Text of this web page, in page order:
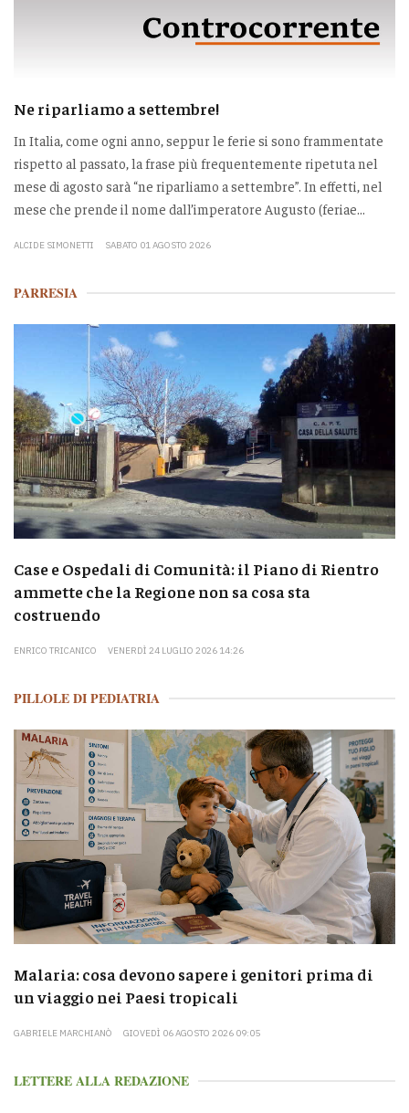
Ne riparliamo a settembre!
In Italia, come ogni anno, seppur le ferie si sono frammentate
rispetto al passato, la frase più frequentemente ripetuta nel
mese di agosto sarà “ne riparliamo a settembre”. In effetti, nel
mese che prende il nome dall’imperatore Augusto (feriae...
ALCIDE SIMONETTI SABATO 01 AGOSTO 2026
PARRESIA
Case e Ospedali di Comunità: il Piano di Rientro
ammette che la Regione non sa cosa sta
costruendo
ENRICO TRICANICO VENERDÌ 24 LUGLIO 2026 14:26
PILLOLE DI PEDIATRIA
Malaria: cosa devono sapere i genitori prima di
un viaggio nei Paesi tropicali
GABRIELE MARCHIANÒ GIOVEDÌ 06 AGOSTO 2026 09:05
LETTERE ALLA REDAZIONE